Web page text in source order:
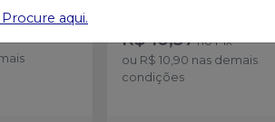
R$ 10,57 noPix
ou R$ 10,90 nas demais
condições
aqui.